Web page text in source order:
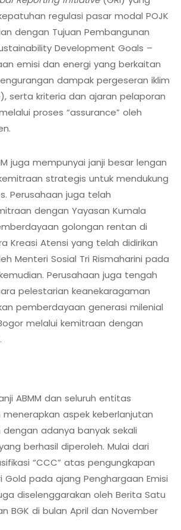
regulasi pasar modal POJK
dengan Tujuan Pembangunan
Development Goals –
emisi dan energi yang berkaitan
dampak pergeseran iklim
serta kriteria dan ajaran pelaporan
proses “assurance” oleh
juga mempunyai janji besar lengan
strategis untuk mendukung
Perusahaan juga telah
dengan Yayasan Kumala
golongan rentan di
Kreasi Atensi yang telah didirikan
Menteri Sosial Tri Rismaharini pada
Perusahaan juga tengah
pelestarian keanekaragaman
pemberdayaan generasi milenial
melalui kemitraan dengan
ABMM dan seluruh entitas
aspek keberlanjutan
adanya banyak sekali
berhasil diperoleh. Mulai dari
“CCC” atas pengungkapan
Gold pada ajang Penghargaan Emisi
diselenggarakan oleh Berita Satu
BGK di bulan April dan November